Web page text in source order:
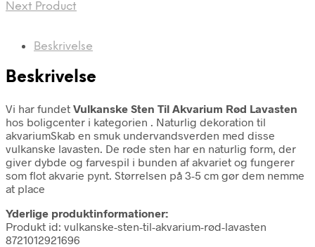
Next Product
Beskrivelse
Beskrivelse
Vi har fundet Vulkanske Sten Til Akvarium Rød Lavasten
hos boligcenter i kategorien . Naturlig dekoration til
akvariumSkab en smuk undervandsverden med disse
vulkanske lavasten. De røde sten har en naturlig form, der
giver dybde og farvespil i bunden af akvariet og fungerer
som flot akvarie pynt. Størrelsen på 3-5 cm gør dem nemme
at place
Yderlige produktinformationer:
Produkt id: vulkanske-sten-til-akvarium-rød-lavasten
8721012921696